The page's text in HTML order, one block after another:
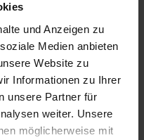
und Anzeigen zu
Medien anbieten
Website zu
Informationen zu Ihrer
unsere Partner für
weiter. Unsere
möglicherweise mit